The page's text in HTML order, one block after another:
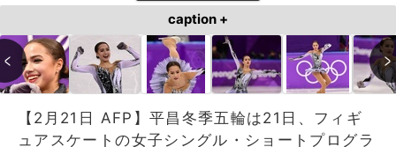
caption +
【2月21日 AFP】平昌冬季五輪は21日、フィギ
ュアスケートの女子シングル・ショートプログラ